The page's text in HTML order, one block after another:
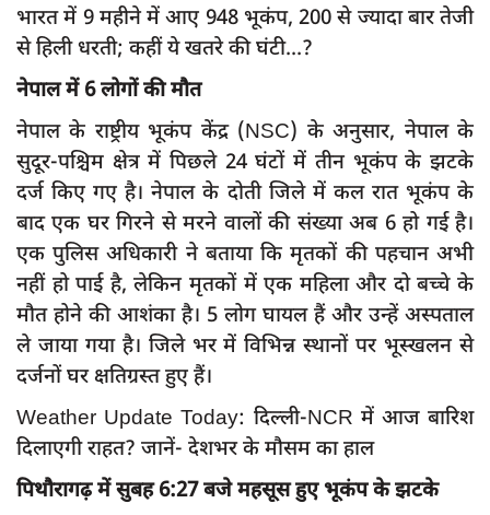
English
भारत में 9 महीने में आए 948 भूकंप, 200 से ज्‍यादा बार तेजी
से हिली धरती; कहीं ये खतरे की घंटी...?
नेपाल में 6 लोगों की मौत
नेपाल के राष्ट्रीय भूकंप केंद्र (NSC) के अनुसार, नेपाल के
सुदूर-पश्चिम क्षेत्र में पिछले 24 घंटों में तीन भूकंप के झटके
दर्ज किए गए है। नेपाल के दोती जिले में कल रात भूकंप के
बाद एक घर गिरने से मरने वालों की संख्या अब 6 हो गई है।
एक पुलिस अधिकारी ने बताया कि मृतकों की पहचान अभी
नहीं हो पाई है, लेकिन मृतकों में एक महिला और दो बच्चे के
मौत होने की आशंका है। 5 लोग घायल हैं और उन्हें अस्पताल
ले जाया गया है। जिले भर में विभिन्न स्थानों पर भूस्खलन से
दर्जनों घर क्षतिग्रस्त हुए हैं।
Weather Update Today: दिल्ली-NCR में आज बारिश
दिलाएगी राहत? जानें- देशभर के मौसम का हाल
पिथौरागढ़ में सुबह 6:27 बजे महसूस हुए भूकंप के झटके